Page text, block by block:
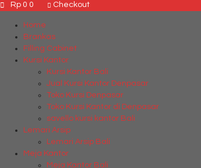
Rp 0 0 Checkout
Home
Brankas
Filling Cabinet
Kursi Kantor
Kursi Kantor Bali
Jual Kursi Kantor Denpasar
Toko Kursi Denpasar
Toko Kursi Kantor di Denpasar
savello kursi kantor Bali
Lemari Arsip
Lemari Arsip Bali
Meja Kantor
Meja Kantor Bali